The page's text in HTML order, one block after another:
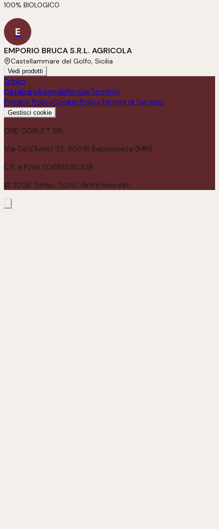
100% BIOLOGICO
E
EMPORIO BRUCA S.R.L. AGRICOLA
Castellammare del Golfo, Sicilia
Vedi prodotti
Trinko
CatalogoAziendeNotizieTerritori
Privacy PolicyCookie PolicyTermini di Servizio
Gestisci cookie
ONE GOBLET SRL
Via Ca'd'Amici 32, 46018 Sabbioneta (MN)
C.F. e P.IVA 02681930208
© 2026 Trinko. Tutti i diritti riservati.